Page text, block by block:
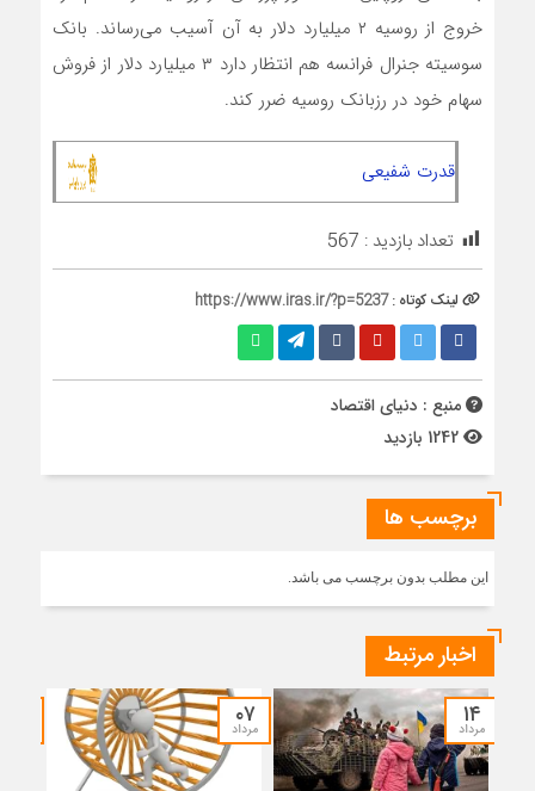
خروج از روسیه ۲ میلیارد دلار به آن آسیب می‌رساند. بانک
سوسیته جنرال فرانسه هم انتظار دارد ۳ میلیارد دلار از فروش
سهام خود در رزبانک روسیه ضرر کند.
قدرت شفیعی
تعداد بازدید : 567
لینک کوتاه :https://www.iras.ir/?p=5237
منبع : دنیای اقتصاد
برچسب ها
این مطلب بدون برچسب می باشد.
اخبار مرتبط
۱۴
مرداد ۰۷
مرداد